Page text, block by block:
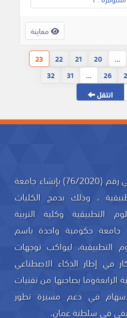
معاينة
...
20
21
22
23
26
...
31
32
انتقل
جاء المرسوم السلطاني رقم (76/2020) بإنشاء جامعة
، وذلك بدمج الكليات
التطبيقية وكلية التربية
جامعة حكومية واحدة باسم
التطبيقية، ليواكب توجهات
في إطار الذكاء الاصطناعي
الرابعةوما يصاحبها من تقنيات
في دعم مسيرة تطور
في سلطنة عمان.